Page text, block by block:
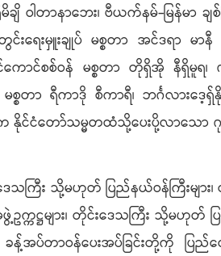
ဝါတာနာဘေး၊ ဗီယက်နမ်-မြန်မာ ချ
ရေးမှူးချုပ် မစ္စတာ အင်ဒရာ မာ
င်စစ်ဝန် မစ္စတာ တိုရှိအို နီရှိမူရ၊
တာ ရီကာဒို စီကာရီ၊ ဘင်္ဂလားဒေ့
င်ငံတော်သမ္မတထံသို့ပေးပို့လာသော
ြီး သို့မဟုတ် ပြည်နယ်ဝန်ကြီးများ
ဋ္ဌများ၊ တိုင်းဒေသကြီး သို့မဟုတ် ပြ
န့်အပ်တာဝန်ပေးအပ်ခြင်းတို့ကို ပြ